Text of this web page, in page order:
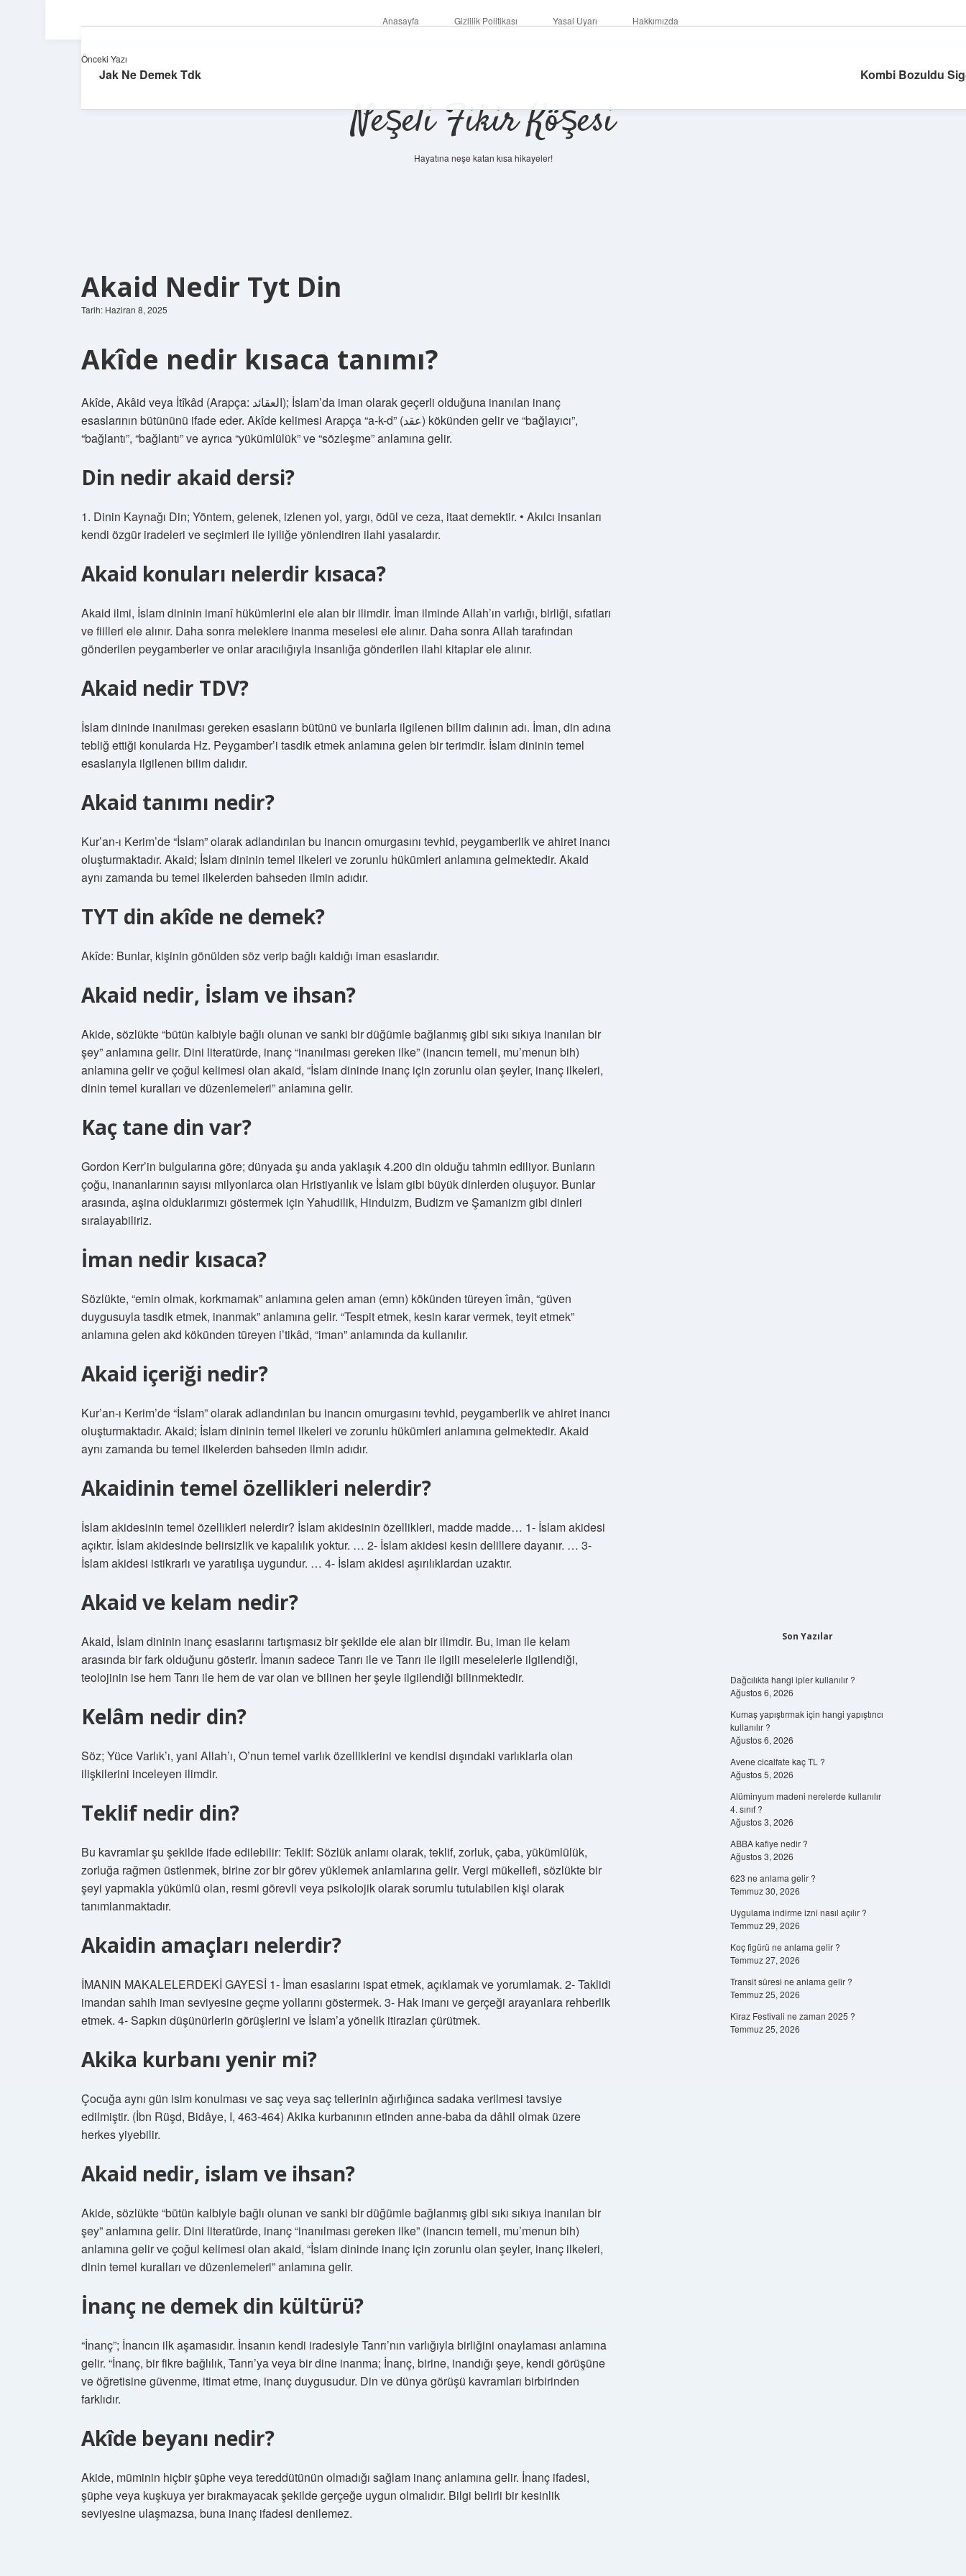
Anasayfa Gizlilik Politikası Yasal Uyarı Hakkımızda
Neşeli Fikir Köşesi
Hayatına neşe katan kısa hikayeler!
Akaid Nedir Tyt Din
Tarih: Haziran 8, 2025
Akîde nedir kısaca tanımı?
Akîde, Akâid veya İtîkâd (Arapça: العقائد); İslam’da iman olarak geçerli olduğuna inanılan inanç
esaslarının bütününü ifade eder. Akîde kelimesi Arapça “a-k-d” (عقد) kökünden gelir ve “bağlayıcı”,
“bağlantı”, “bağlantı” ve ayrıca “yükümlülük” ve “sözleşme” anlamına gelir.
Din nedir akaid dersi?
1. Dinin Kaynağı Din; Yöntem, gelenek, izlenen yol, yargı, ödül ve ceza, itaat demektir. • Akılcı insanları
kendi özgür iradeleri ve seçimleri ile iyiliğe yönlendiren ilahi yasalardır.
Akaid konuları nelerdir kısaca?
Akaid ilmi, İslam dininin imanî hükümlerini ele alan bir ilimdir. İman ilminde Allah’ın varlığı, birliği, sıfatları
ve fiilleri ele alınır. Daha sonra meleklere inanma meselesi ele alınır. Daha sonra Allah tarafından
gönderilen peygamberler ve onlar aracılığıyla insanlığa gönderilen ilahi kitaplar ele alınır.
Akaid nedir TDV?
İslam dininde inanılması gereken esasların bütünü ve bunlarla ilgilenen bilim dalının adı. İman, din adına
tebliğ ettiği konularda Hz. Peygamber’i tasdik etmek anlamına gelen bir terimdir. İslam dininin temel
esaslarıyla ilgilenen bilim dalıdır.
Akaid tanımı nedir?
Kur’an-ı Kerim’de “İslam” olarak adlandırılan bu inancın omurgasını tevhid, peygamberlik ve ahiret inancı
oluşturmaktadır. Akaid; İslam dininin temel ilkeleri ve zorunlu hükümleri anlamına gelmektedir. Akaid
aynı zamanda bu temel ilkelerden bahseden ilmin adıdır.
TYT din akîde ne demek?
Akîde: Bunlar, kişinin gönülden söz verip bağlı kaldığı iman esaslarıdır.
Akaid nedir, İslam ve ihsan?
Akide, sözlükte “bütün kalbiyle bağlı olunan ve sanki bir düğümle bağlanmış gibi sıkı sıkıya inanılan bir
şey” anlamına gelir. Dini literatürde, inanç “inanılması gereken ilke” (inancın temeli, mu’menun bih)
anlamına gelir ve çoğul kelimesi olan akaid, “İslam dininde inanç için zorunlu olan şeyler, inanç ilkeleri,
dinin temel kuralları ve düzenlemeleri” anlamına gelir.
Kaç tane din var?
Gordon Kerr’in bulgularına göre; dünyada şu anda yaklaşık 4.200 din olduğu tahmin ediliyor. Bunların
çoğu, inananlarının sayısı milyonlarca olan Hristiyanlık ve İslam gibi büyük dinlerden oluşuyor. Bunlar
arasında, aşina olduklarımızı göstermek için Yahudilik, Hinduizm, Budizm ve Şamanizm gibi dinleri
sıralayabiliriz.
İman nedir kısaca?
Sözlükte, “emin olmak, korkmamak” anlamına gelen aman (emn) kökünden türeyen îmân, “güven
duygusuyla tasdik etmek, inanmak” anlamına gelir. “Tespit etmek, kesin karar vermek, teyit etmek”
anlamına gelen akd kökünden türeyen i’tikâd, “iman” anlamında da kullanılır.
Akaid içeriği nedir?
Kur’an-ı Kerim’de “İslam” olarak adlandırılan bu inancın omurgasını tevhid, peygamberlik ve ahiret inancı
oluşturmaktadır. Akaid; İslam dininin temel ilkeleri ve zorunlu hükümleri anlamına gelmektedir. Akaid
aynı zamanda bu temel ilkelerden bahseden ilmin adıdır.
Akaidinin temel özellikleri nelerdir?
İslam akidesinin temel özellikleri nelerdir? İslam akidesinin özellikleri, madde madde… 1- İslam akidesi
açıktır. İslam akidesinde belirsizlik ve kapalılık yoktur. … 2- İslam akidesi kesin delillere dayanır. … 3-
İslam akidesi istikrarlı ve yaratılışa uygundur. … 4- İslam akidesi aşırılıklardan uzaktır.
Akaid ve kelam nedir?
Akaid, İslam dininin inanç esaslarını tartışmasız bir şekilde ele alan bir ilimdir. Bu, iman ile kelam
arasında bir fark olduğunu gösterir. İmanın sadece Tanrı ile ve Tanrı ile ilgili meselelerle ilgilendiği,
teolojinin ise hem Tanrı ile hem de var olan ve bilinen her şeyle ilgilendiği bilinmektedir.
Kelâm nedir din?
Söz; Yüce Varlık’ı, yani Allah’ı, O’nun temel varlık özelliklerini ve kendisi dışındaki varlıklarla olan
ilişkilerini inceleyen ilimdir.
Teklif nedir din?
Bu kavramlar şu şekilde ifade edilebilir: Teklif: Sözlük anlamı olarak, teklif, zorluk, çaba, yükümlülük,
zorluğa rağmen üstlenmek, birine zor bir görev yüklemek anlamlarına gelir. Vergi mükellefi, sözlükte bir
şeyi yapmakla yükümlü olan, resmi görevli veya psikolojik olarak sorumlu tutulabilen kişi olarak
tanımlanmaktadır.
Akaidin amaçları nelerdir?
İMANIN MAKALELERDEKİ GAYESİ 1- İman esaslarını ispat etmek, açıklamak ve yorumlamak. 2- Taklidi
imandan sahih iman seviyesine geçme yollarını göstermek. 3- Hak imanı ve gerçeği arayanlara rehberlik
etmek. 4- Sapkın düşünürlerin görüşlerini ve İslam’a yönelik itirazları çürütmek.
Akika kurbanı yenir mi?
Çocuğa aynı gün isim konulması ve saç veya saç tellerinin ağırlığınca sadaka verilmesi tavsiye
edilmiştir. (İbn Rüşd, Bidâye, I, 463-464) Akika kurbanının etinden anne-baba da dâhil olmak üzere
herkes yiyebilir.
Akaid nedir, islam ve ihsan?
Akide, sözlükte “bütün kalbiyle bağlı olunan ve sanki bir düğümle bağlanmış gibi sıkı sıkıya inanılan bir
şey” anlamına gelir. Dini literatürde, inanç “inanılması gereken ilke” (inancın temeli, mu’menun bih)
anlamına gelir ve çoğul kelimesi olan akaid, “İslam dininde inanç için zorunlu olan şeyler, inanç ilkeleri,
dinin temel kuralları ve düzenlemeleri” anlamına gelir.
İnanç ne demek din kültürü?
“İnanç”; İnancın ilk aşamasıdır. İnsanın kendi iradesiyle Tanrı’nın varlığıyla birliğini onaylaması anlamına
gelir. “İnanç, bir fikre bağlılık, Tanrı’ya veya bir dine inanma; İnanç, birine, inandığı şeye, kendi görüşüne
ve öğretisine güvenme, itimat etme, inanç duygusudur. Din ve dünya görüşü kavramları birbirinden
farklıdır.
Akîde beyanı nedir?
Akide, müminin hiçbir şüphe veya tereddütünün olmadığı sağlam inanç anlamına gelir. İnanç ifadesi,
şüphe veya kuşkuya yer bırakmayacak şekilde gerçeğe uygun olmalıdır. Bilgi belirli bir kesinlik
seviyesine ulaşmazsa, buna inanç ifadesi denilemez.
Önceki Yazı
Jak Ne Demek Tdk Kombi Bozuldu
Son Yazılar
Dağcılıkta hangi ipler kullanılır ?
Ağustos 6, 2026
Kumaş yapıştırmak için hangi yapıştırıcı
kullanılır ?
Ağustos 6, 2026
Avene cicalfate kaç TL ?
Ağustos 5, 2026
Alüminyum madeni nerelerde kullanılır
4. sınıf ?
Ağustos 3, 2026
ABBA kafiye nedir ?
Ağustos 3, 2026
623 ne anlama gelir ?
Temmuz 30, 2026
Uygulama indirme izni nasıl açılır ?
Temmuz 29, 2026
Koç figürü ne anlama gelir ?
Temmuz 27, 2026
Transit süresi ne anlama gelir ?
Temmuz 25, 2026
Kiraz Festivali ne zaman 2025 ?
Temmuz 25, 2026